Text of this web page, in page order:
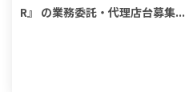
R』 の業務委託・代理店台募集...